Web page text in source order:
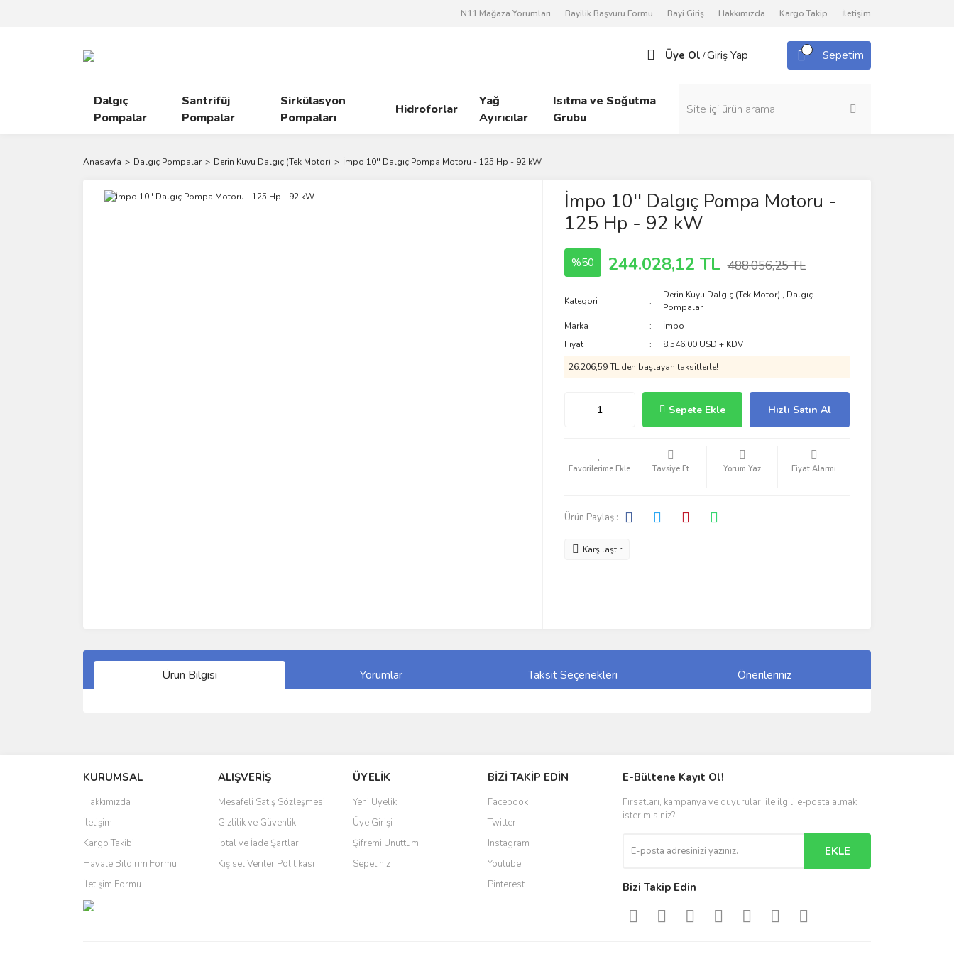
N11 Mağaza Yorumları Bayilik Başvuru Formu Bayi Giriş Hakkımızda Kargo Takip İletişim
Üye Ol /Giriş Yap Sepetim
Dalgıç
Pompalar
Santrifüj
Pompalar
Sirkülasyon
Pompaları
Hidroforlar
Yağ
Ayırıcılar
Isıtma ve Soğutma
Grubu
Anasayfa Dalgıç Pompalar Derin Kuyu Dalgıç (Tek Motor) İmpo 10'' Dalgıç Pompa Motoru - 125 Hp - 92 kW
İmpo 10'' Dalgıç Pompa Motoru -
125 Hp - 92 kW
%50 244.028,12 TL 488.056,25 TL
Kategori
Derin Kuyu Dalgıç (Tek Motor) , Dalgıç
Pompalar
Marka
İmpo
Fiyat
8.546,00 USD + KDV
26.206,59 TL den başlayan taksitlerle!
Sepete Ekle Hızlı Satın Al
Tavsiye Et Yorum Yaz Fiyat Alarmı
Ürün Paylaş :
Karşılaştır
Ürün Bilgisi Yorumlar Taksit Seçenekleri Önerileriniz
Ürün resmi kalitesiz, bozuk veya görüntülenemiyor.
Ürün açıklamasında eksik bilgiler bulunuyor.
Ürün bilgilerinde hatalar bulunuyor.
Ürün fiyatı diğer sitelerden daha pahalı.
Bu ürüne benzer farklı alternatifler olmalı.
KURUMSAL
Hakkımızda
İletişim
Kargo Takibi
Havale Bildirim Formu
İletişim Formu
ALIŞVERİŞ
Mesafeli Satış Sözleşmesi
Gizlilik ve Güvenlik
İptal ve İade Şartları
Kişisel Veriler Politikası
ÜYELİK
Yeni Üyelik
Üye Girişi
Şifremi Unuttum
Sepetiniz
BİZİ TAKİP EDİN
Facebook
Twitter
Instagram
Youtube
Pinterest
E-Bültene Kayıt Ol!
Fırsatları, kampanya ve duyuruları ile ilgili e-posta almak
ister misiniz?
EKLE
Bizi Takip Edin